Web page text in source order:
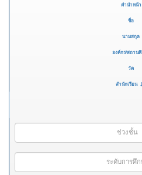
คำนำหน้า
ชื่อ
นามสกุล
องค์กร/สถาน
วัด
สำนักเรียน
ช่วงชั้น
ระดับการศึ